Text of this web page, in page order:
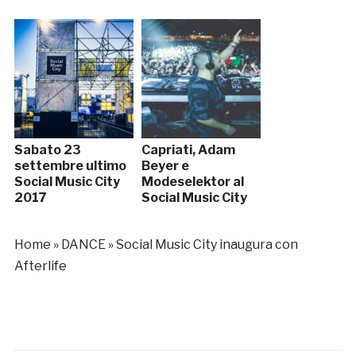
Sabato 23
settembre ultimo
Social Music City
2017
Capriati, Adam
Beyer e
Modeselektor al
Social Music City
Home » DANCE»Social Music City inaugura con
Afterlife